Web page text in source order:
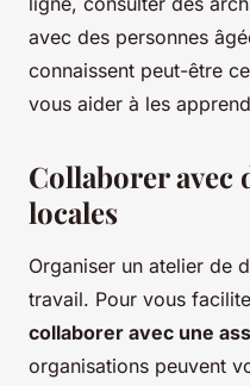
avec des personnes
connaissent peut-être
vous aider à les
Collaborer avec
locales
Organiser un atelier de
travail. Pour vous
collaborer avec une
organisations peuvent